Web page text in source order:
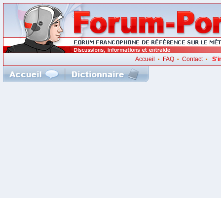
Accueil • FAQ• Contact•